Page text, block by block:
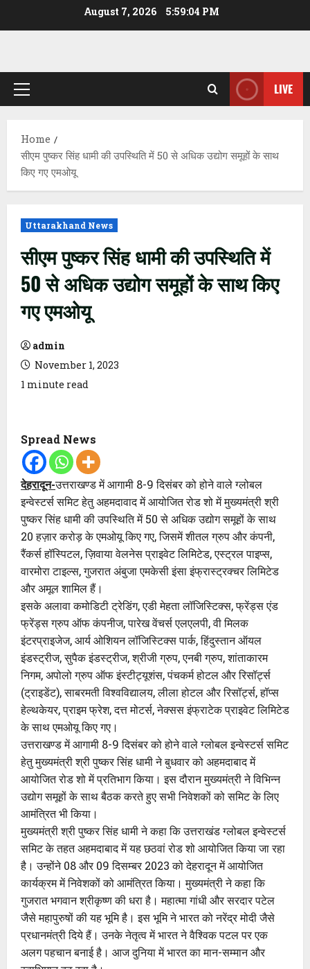
August 7, 2026 5:59:05 PM
Primary
LIVE
Home
सीएम पुष्कर सिंह धामी की उपस्थिति में 50 से अधिक उद्योग समूहों के साथ
किए गए एमओयू
Uttarakhand News
सीएम पुष्कर सिंह धामी की उपस्थिति में
50 से अधिक उद्योग समूहों के साथ किए
गए एमओयू
admin
November 1, 2023
1 minute read
Spread News
देहरादून-उत्तराखण्ड में आगामी 8-9 दिसंबर को होने वाले ग्लोबल
इन्वेस्टर्स समिट हेतु अहमदावाद में आयोजित रोड शो में मुख्यमंत्री श्री
पुष्कर सिंह धामी की उपस्थिति में 50 से अधिक उद्योग समूहों के साथ
20 हज़ार करोड़ के एमओयू किए गए, जिसमें शीतल ग्रुप और कंपनी,
रैंकर्स हॉस्पिटल, ज़िवाया वेलनेस प्राइवेट लिमिटेड, एस्ट्रल पाइप्स,
वारमोरा टाइल्स, गुजरात अंबुजा एमकेसी इंसा इंफ्रास्ट्रक्चर लिमिटेड
और अमूल शामिल हैं।
इसके अलावा कमोडिटी ट्रेडिंग, एडी मेहता लॉजिस्टिक्स, फ्रेंड्स एंड
फ्रेंड्स ग्रुप ऑफ कंपनीज, पारेख वेंचर्स एलएलपी, वी मिलक
इंटरप्राइजेज, आर्य ओशियन लॉजिस्टिक्स पार्क, हिंदुस्तान ऑयल
इंडस्ट्रीज, सुपैक इंडस्ट्रीज, श्रीजी ग्रुप, एनबी ग्रुप, शांताकारम
निगम, अपोलो ग्रुप ऑफ इंस्टीट्यूशंस, पंचकर्म होटल और रिसॉर्ट्स
(ट्राइडेंट), साबरमती विश्वविद्यालय, लीला होटल और रिसॉर्ट्स, हॉप्स
हेल्थकेयर, प्राइम फ्रेश, दत्त मोटर्स, नेक्सस इंफ्राटेक प्राइवेट लिमिटेड
के साथ एमओयू किए गए।
उत्तराखण्ड में आगामी 8-9 दिसंबर को होने वाले ग्लोबल इन्वेस्टर्स समिट
हेतु मुख्यमंत्री श्री पुष्कर सिंह धामी ने बुधवार को अहमदाबाद में
आयोजित रोड शो में प्रतिभाग किया। इस दौरान मुख्यमंत्री ने विभिन्न
उद्योग समूहों के साथ बैठक करते हुए सभी निवेशकों को समिट के लिए
आमंत्रित भी किया।
मुख्यमंत्री श्री पुष्कर सिंह धामी ने कहा कि उत्तराखंड ग्लोबल इन्वेस्टर्स
समिट के तहत अहमदाबाद में यह छठवां रोड शो आयोजित किया जा रहा
है। उन्होंने 08 और 09 दिसम्बर 2023 को देहरादून में आयोजित
कार्यक्रम में निवेशकों को आमंत्रित किया। मुख्यमंत्री ने कहा कि
गुजरात भगवान श्रीकृष्ण की धरा है। महात्मा गांधी और सरदार पटेल
जैसे महापुरुषों की यह भूमि है। इस भूमि ने भारत को नरेंद्र मोदी जैसे
प्रधानमंत्री दिये हैं। उनके नेतृत्व में भारत ने वैश्विक पटल पर एक
अलग पहचान बनाई है। आज दुनिया में भारत का मान-सम्मान और